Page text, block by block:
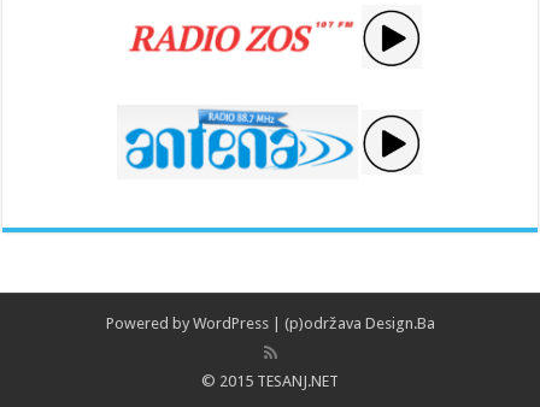
Powered by WordPress| (p)održava Design.Ba
© 2015 TESANJ.NET